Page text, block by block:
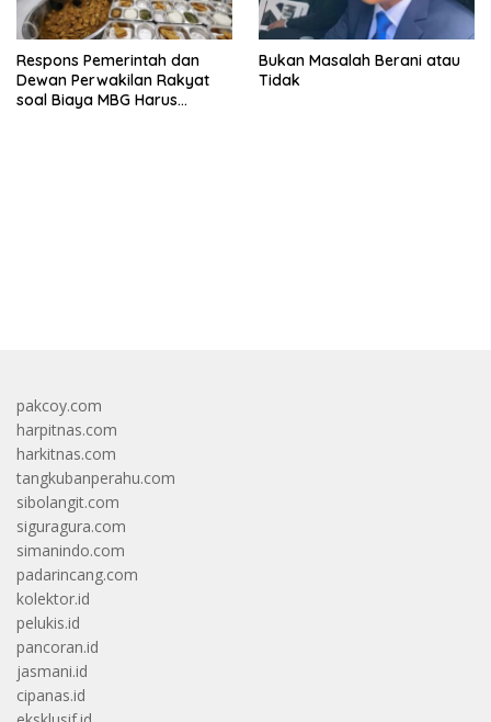
Respons Pemerintah dan
Dewan Perwakilan Rakyat
soal Biaya MBG Harus
Bukan Masalah Berani atau
Tidak
pakcoy.com
harpitnas.com
harkitnas.com
tangkubanperahu.com
sibolangit.com
siguragura.com
simanindo.com
padarincang.com
kolektor.id
pelukis.id
pancoran.id
jasmani.id
cipanas.id